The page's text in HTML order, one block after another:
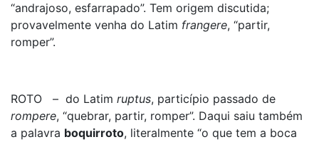
“andrajoso, esfarrapado”. Tem origem discutida;
provavelmente venha do Latim frangere, “partir,
romper”.
ROTO – do Latim ruptus, particípio passado de
rompere, “quebrar, partir, romper”. Daqui saiu também
a palavra boquirroto, literalmente “o que tem a boca